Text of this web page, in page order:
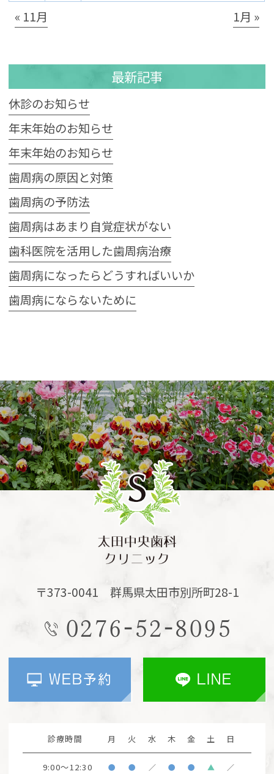
« 11月 1月 »
最新記事
休診のお知らせ
年末年始のお知らせ
年末年始のお知らせ
歯周病の原因と対策
歯周病の予防法
歯周病はあまり自覚症状がない
歯科医院を活用した歯周病治療
歯周病になったらどうすればいいか
歯周病にならないために
〒373-0041 群馬県太田市別所町28-1
0276-52-8095
WEB予約 LINE
診療時間 月 火 水 木 金 土 日
9:00～12:30 ● ● ／ ● ● ▲ ／